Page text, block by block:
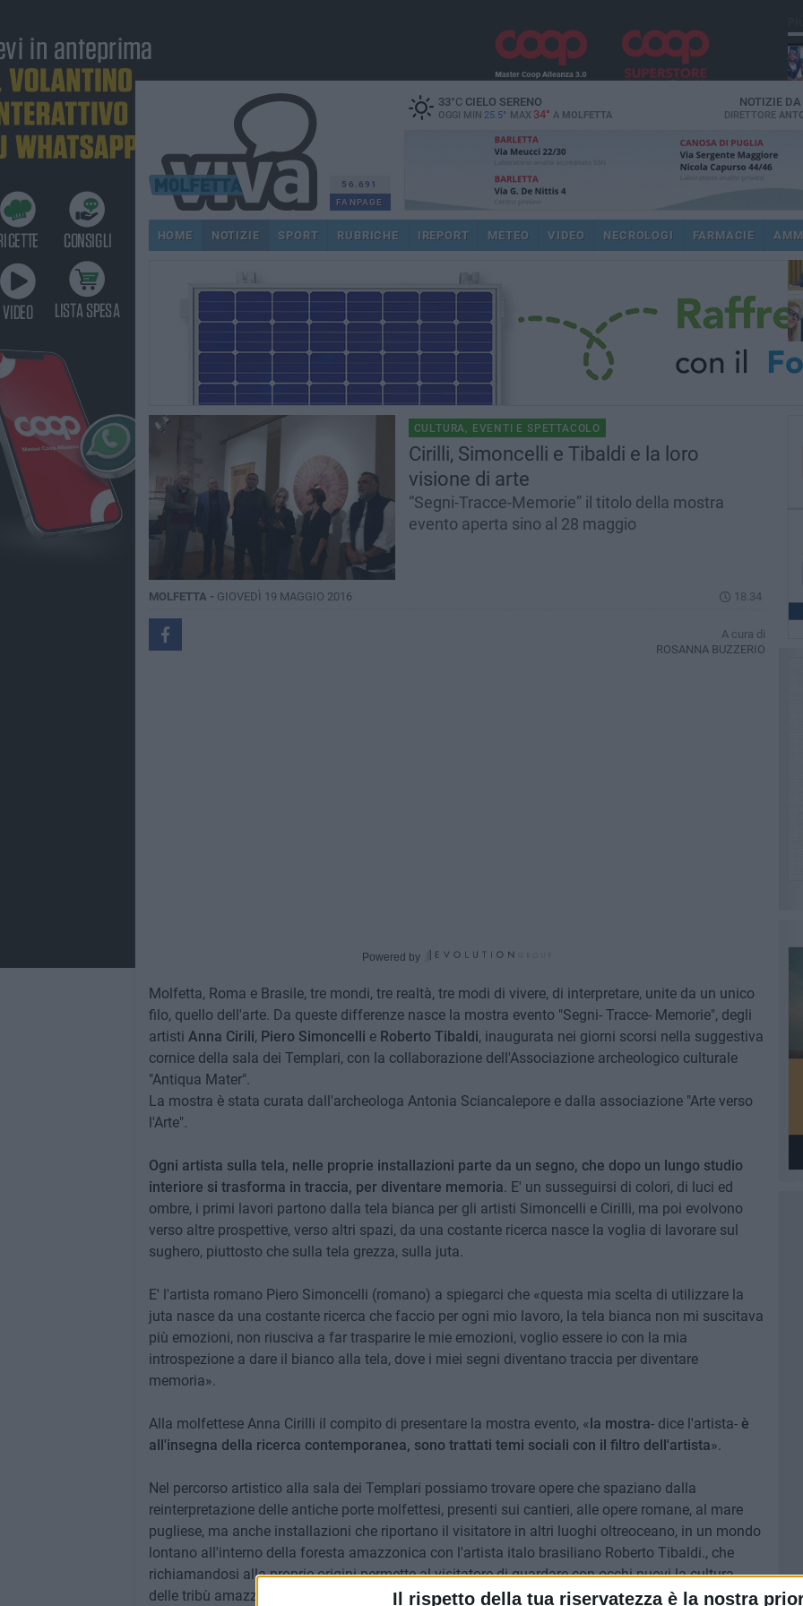
Il rispetto della tua riservatezza è la nostra
56.691
FANPAGE
33°CCIELO SERENO
OGGI MIN 25.5° MAX 34° A MOLFETTA
NOTIZIE DA
DIRETTORE
HOME NOTIZIE SPORT RUBRICHE IREPORT METEO VIDEO NECROLOGI FARMACIE
CULTURA, EVENTI E SPETTACOLO
Cirilli, Simoncelli e Tibaldi e la loro
visione di arte
“Segni-Tracce-Memorie” il titolo della mostra
evento aperta sino al 28 maggio
MOLFETTA - GIOVEDÌ 19 MAGGIO 2016 18.34
A cura di
ROSANNA BUZZERIO
Powered by
Molfetta, Roma e Brasile, tre mondi, tre realtà, tre modi di vivere, di interpretare, unite da un unico
filo, quello dell'arte. Da queste differenze nasce la mostra evento "Segni- Tracce- Memorie", degli
artisti Anna Cirili, Piero Simoncelli e Roberto Tibaldi, inaugurata nei giorni scorsi nella suggestiva
cornice della sala dei Templari, con la collaborazione dell'Associazione archeologico culturale
"Antiqua Mater".
La mostra è stata curata dall'archeologa Antonia Sciancalepore e dalla associazione "Arte verso
l'Arte".
Ogni artista sulla tela, nelle proprie installazioni parte da un segno, che dopo un lungo studio
interiore si trasforma in traccia, per diventare memoria. E' un susseguirsi di colori, di luci ed
ombre, i primi lavori partono dalla tela bianca per gli artisti Simoncelli e Cirilli, ma poi evolvono
verso altre prospettive, verso altri spazi, da una costante ricerca nasce la voglia di lavorare sul
sughero, piuttosto che sulla tela grezza, sulla juta.
E' l'artista romano Piero Simoncelli (romano) a spiegarci che «questa mia scelta di utilizzare la
juta nasce da una costante ricerca che faccio per ogni mio lavoro, la tela bianca non mi suscitava
più emozioni, non riusciva a far trasparire le mie emozioni, voglio essere io con la mia
introspezione a dare il bianco alla tela, dove i miei segni diventano traccia per diventare
memoria».
Alla molfettese Anna Cirilli il compito di presentare la mostra evento, «la mostra- dice l'artista- è
all'insegna della ricerca contemporanea, sono trattati temi sociali con il filtro dell'artista».
Nel percorso artistico alla sala dei Templari possiamo trovare opere che spaziano dalla
reinterpretazione delle antiche porte molfettesi, presenti sui cantieri, alle opere romane, al mare
pugliese, ma anche installazioni che riportano il visitatore in altri luoghi oltreoceano, in un mondo
lontano all'interno della foresta amazzonica con l'artista italo brasiliano Roberto Tibaldi., che
richiamandosi alla proprie origini permette al visitatore di guardare con occhi nuovi la cultura
delle tribù amazzoniche, ma più in generale del brasile.